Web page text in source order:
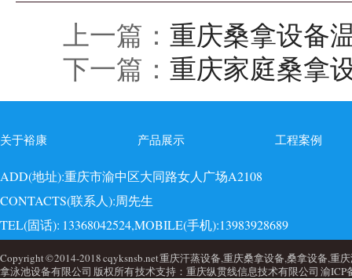
上一篇： 重庆桑拿设备
下一篇： 重庆家庭桑拿
关于裕康 产品展示 工程案例
ADD(地址):重庆市渝中区大同路女人广场A2108
CONTACTS(联系人):周先生
TEL(固话): 13368042524,MOBILE(手机):13983928689
Copyright © 2014-2018 cqyksnsb.net 重庆汗蒸设备,重庆桑拿设备,桑拿设备,重
拿泳池设备有限公司 版权所有 技术支持：重庆纵贯线信息技术有限公司 渝ICP